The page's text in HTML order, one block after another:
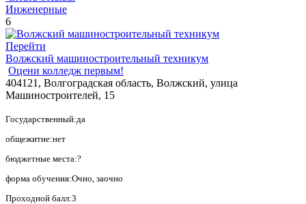
Инженерные
6
Перейти
Волжский машиностроительный техникум
Оцени колледж первым!
404121, Волгоградская область, Волжский, улица
Машиностроителей, 15
Государственный:да
общежитие:нет
бюджетные места:?
форма обучения:Очно, заочно
Проходной балл:3